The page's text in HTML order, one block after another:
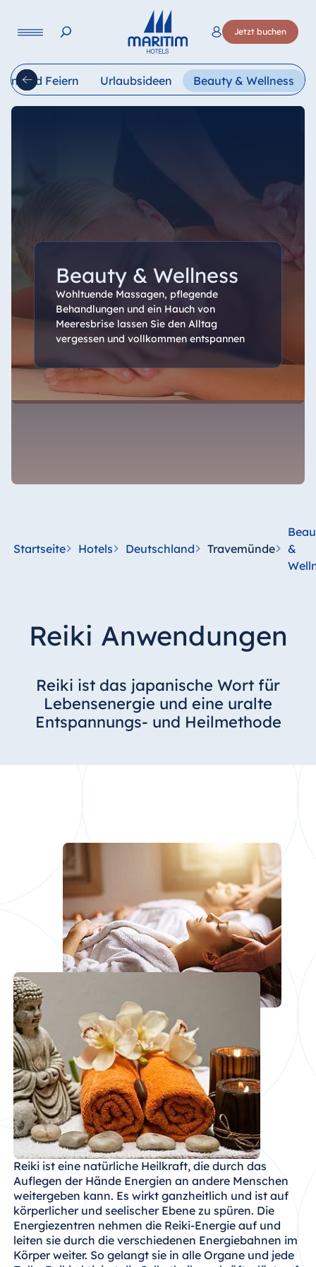
Jetzt buchen
Français Italiano
und Feiern Urlaubsideen Beauty & Wellness
Beauty & Wellness
Wohltuende Massagen, pflegende
Behandlungen und ein Hauch von
Meeresbrise lassen Sie den Alltag
vergessen und vollkommen entspannen
Startseite Hotels Deutschland Travemünde
&
Reiki Anwendungen
Reiki ist das japanische Wort für
Lebensenergie und eine uralte
Entspannungs- und Heilmethode
Reiki ist eine natürliche Heilkraft, die durch das
Auflegen der Hände Energien an andere Menschen
weitergeben kann. Es wirkt ganzheitlich und ist auf
körperlicher und seelischer Ebene zu spüren. Die
Energiezentren nehmen die Reiki-Energie auf und
leiten sie durch die verschiedenen Energiebahnen im
Körper weiter. So gelangt sie in alle Organe und jede